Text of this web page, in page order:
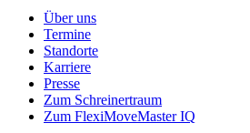
Über uns
Termine
Standorte
Karriere
Presse
Zum Schreinertraum
Zum FlexiMoveMaster IQ